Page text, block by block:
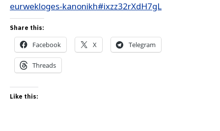
eurwekloges-kanonikh#ixzz32rXdH7gL
Share this:
Facebook X Telegram
Threads
Like this: